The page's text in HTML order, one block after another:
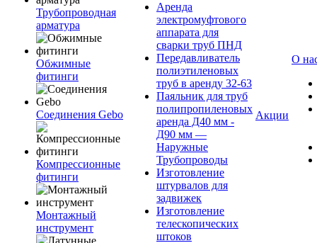
Трубопроводная
арматура
Обжимные
фитинги
Соединения Gebo
Компрессионные
фитинги
Монтажный
инструмент
Аренда
электромуфтового
аппарата для
сварки труб ПНД
Передавливатель
полиэтиленовых
труб в аренду 32-63
Паяльник для труб
полипропиленовых
аренда Д40 мм -
Д90 мм —
Наружные
Трубопроводы
Изготовление
штурвалов для
задвижек
Изготовление
телескопических
штоков
Акции
О